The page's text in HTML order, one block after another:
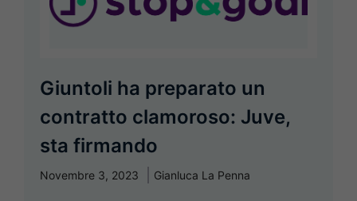
Giuntoli ha preparato un
contratto clamoroso: Juve,
sta firmando
Novembre 3, 2023 Gianluca La Penna